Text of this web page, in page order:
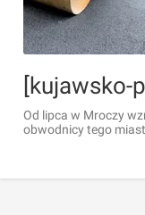
Od lipca w Mroczy
obwodnicy tego